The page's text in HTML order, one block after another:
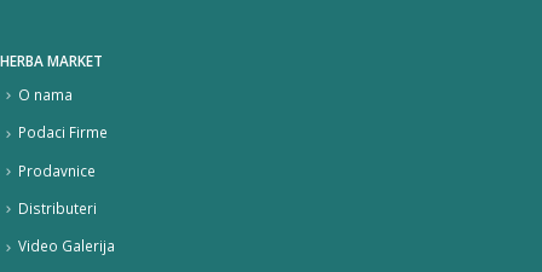
HERBA MARKET
O nama
Podaci Firme
Prodavnice
Distributeri
Video Galerija